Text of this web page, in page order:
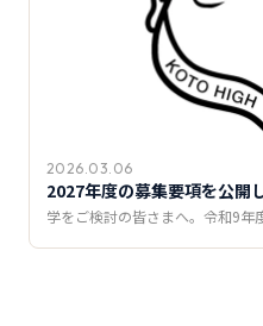
2026.03.06
2027年度の募集要項を公開
学をご検討の皆さまへ。令和9